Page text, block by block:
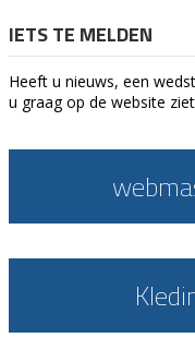
IETS TE MELDEN
Heeft u nieuws, een
u graag op de website